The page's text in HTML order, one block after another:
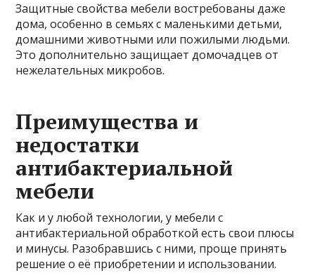
Защитные свойства мебели востребованы даже
дома, особенно в семьях с маленькими детьми,
домашними животными или пожилыми людьми.
Это дополнительно защищает домочадцев от
нежелательных микробов.
Преимущества и
недостатки
антибактериальной
мебели
Как и у любой технологии, у мебели с
антибактериальной обработкой есть свои плюсы
и минусы. Разобравшись с ними, проще принять
решение о её приобретении и использовании.